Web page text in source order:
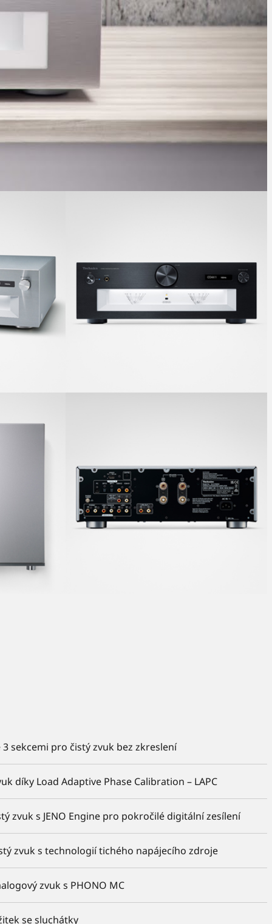
3 sekcemi pro čistý zvuk bez zkreslení
díky Load Adaptive Phase Calibration – LAPC
zvuk s JENO Engine pro pokročilé digitální zesílení
zvuk s technologií tichého napájecího zdroje
zvuk s PHONO MC
se sluchátky